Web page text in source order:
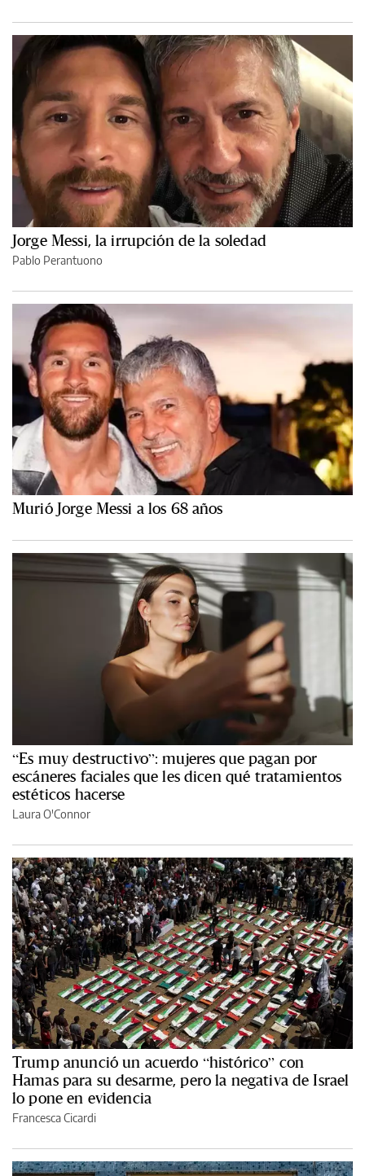
Jorge Messi, la irrupción de la soledad
Pablo Perantuono
Murió Jorge Messi a los 68 años
“Es muy destructivo”: mujeres que pagan por
escáneres faciales que les dicen qué tratamientos
estéticos hacerse
Laura O'Connor
Trump anunció un acuerdo “histórico” con
Hamas para su desarme, pero la negativa de Israel
lo pone en evidencia
Francesca Cicardi